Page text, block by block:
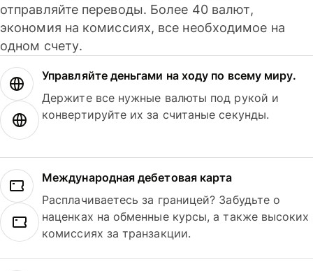
отправляйте переводы. Более 40 валют,
экономия на комиссиях, все необходимое на
одном счету.
Управляйте деньгами на ходу по всему миру.
Держите все нужные валюты под рукой и
конвертируйте их за считаные секунды.
Международная дебетовая карта
Расплачиваетесь за границей? Забудьте о
наценках на обменные курсы, а также высоких
комиссиях за транзакции.